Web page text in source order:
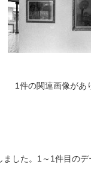
1件の関連画像があ
した。1～1件目のデ